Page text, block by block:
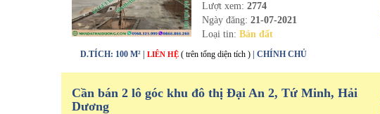
Lượt xem:2774
Ngày đăng:21-07-2021
Loại tin:Bán đất
D.TÍCH: 100 M² | LIÊN HỆ ( trên tổng diện tích ) | CHÍNH CHỦ
Cần bán 2 lô góc khu đô thị Đại An 2, Tứ Minh, Hải
Dương